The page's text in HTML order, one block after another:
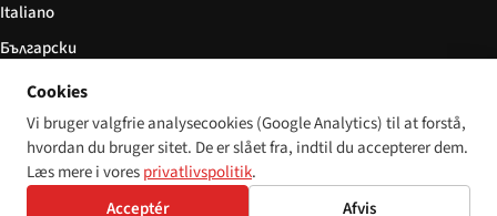
Italiano
Български
简体中文
© 2026 Disability World. Alle rettigheder forbeholdes. Cookie settings
DeutschEspañol 简体中文Polski
Cookies
Vi bruger valgfrie analysecookies (Google Analytics) til at forstå,
hvordan du bruger sitet. De er slået fra, indtil du accepterer dem.
Læs mere i voresprivatlivspolitik.
Acceptér
Afvis